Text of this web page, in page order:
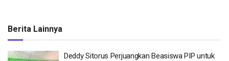
Berita Lainnya
Deddy Sitorus Perjuangkan Beasiswa PIP untuk